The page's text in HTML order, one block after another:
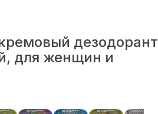
дезодорант
для женщин и